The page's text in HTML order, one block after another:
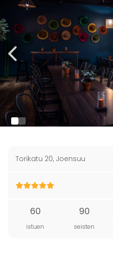
Torikatu 20, Joensuu
60
istuen
90
seisten